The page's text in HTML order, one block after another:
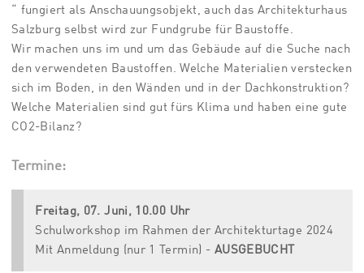
“ fungiert als Anschauungsobjekt, auch das Architekturhaus
Salzburg selbst wird zur Fundgrube für Baustoffe.
Wir machen uns im und um das Gebäude auf die Suche nach
den verwendeten Baustoffen. Welche Materialien verstecken
sich im Boden, in den Wänden und in der Dachkonstruktion?
Welche Materialien sind gut fürs Klima und haben eine gute
CO2-Bilanz?
Termine:
Freitag, 07. Juni, 10.00 Uhr
Schulworkshop im Rahmen der Architekturtage 2024
Mit Anmeldung (nur 1 Termin) - AUSGEBUCHT